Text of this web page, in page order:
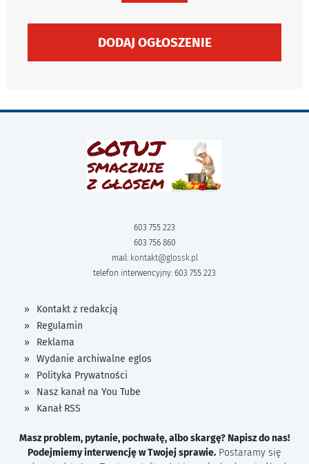
DODAJ OGŁOSZENIE
603 755 223
603 756 860
mail: kontakt@glossk.pl
telefon interwencyjny: 603 755 223
Kontakt z redakcją
Regulamin
Reklama
Wydanie archiwalne eglos
Polityka Prywatności
Nasz kanał na You Tube
Kanał RSS
Masz problem, pytanie, pochwałę, albo skargę? Napisz do nas!
Podejmiemy interwencję w Twojej sprawie. Postaramy się